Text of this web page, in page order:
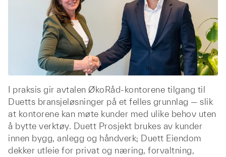
I praksis gir avtalen ØkoRåd-kontorene tilgang til
Duetts bransjeløsninger på et felles grunnlag — slik
at kontorene kan møte kunder med ulike behov uten
å bytte verktøy. Duett Prosjekt brukes av kunder
innen bygg, anlegg og håndverk; Duett Eiendom
dekker utleie for privat og næring, forvaltning,